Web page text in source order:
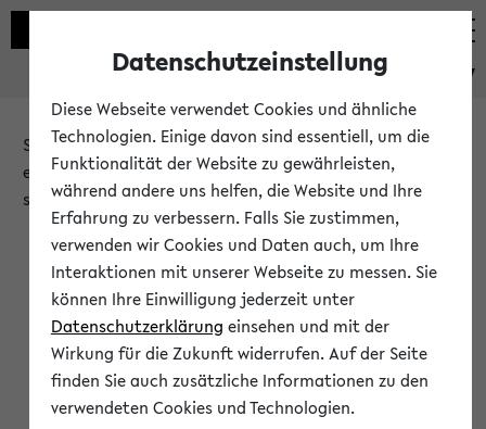
eKVV
Sie möchten auf eine eKVV Funktion zugreifen, die Ihnen
erst nach einer Anmeldung am System zur Verfügung
steht.
Bitte melden Sie sich an:
Anmeldung am eKVV
Datenschutzeinstellung
Diese Webseite verwendet Cookies und ähnliche
Technologien. Einige davon sind essentiell, um die
Funktionalität der Website zu gewährleisten,
während andere uns helfen, die Website und Ihre
Erfahrung zu verbessern. Falls Sie zustimmen,
verwenden wir Cookies und Daten auch, um Ihre
Interaktionen mit unserer Webseite zu messen. Sie
können Ihre Einwilligung jederzeit unter
Datenschutzerklärung einsehen und mit der
Wirkung für die Zukunft widerrufen. Auf der Seite
finden Sie auch zusätzliche Informationen zu den
verwendeten Cookies und Technologien.